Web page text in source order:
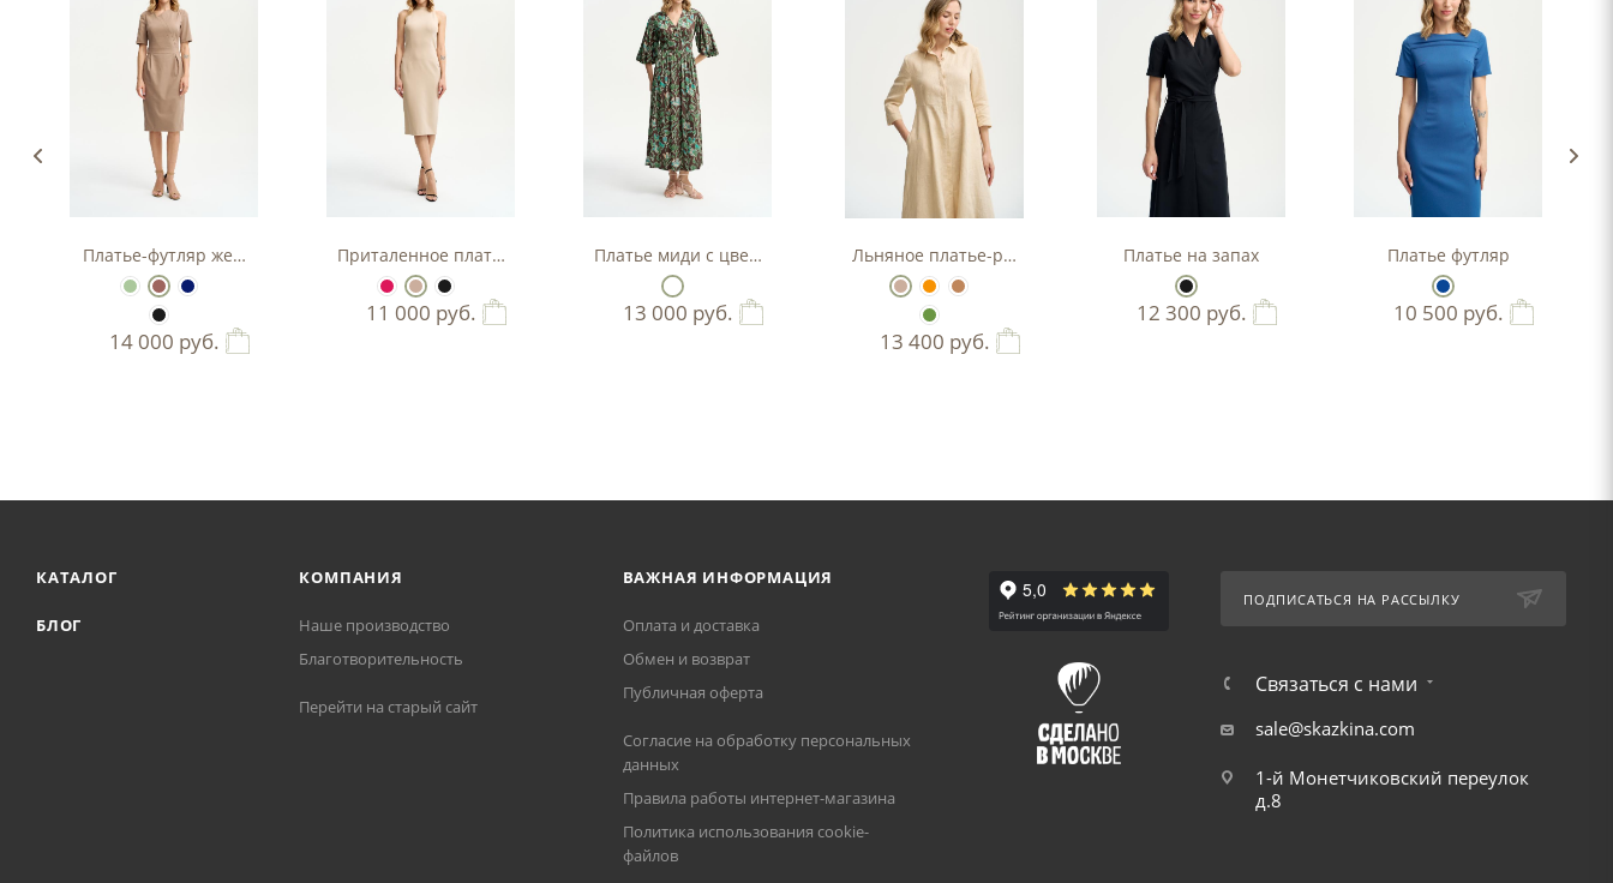
Платье-футляр женское
14 000 руб.
Приталенное платье-футляр
11 000 руб.
Платье миди с цветочным принтом
13 000 руб.
Льняное платье-рубашка А-силуэта
13 400 руб.
Платье на запах
12 300 руб.
Платье футляр
10 500 руб.
КАТАЛОГ
БЛОГ
КОМПАНИЯ
Наше производство
Благотворительность
Перейти на старый сайт
ВАЖНАЯ ИНФОРМАЦИЯ
Оплата и доставка
Обмен и возврат
Публичная оферта
Согласие на обработку персональных
данных
Правила работы интернет-магазина
Политика использования cookie-
файлов
ПОДПИСАТЬСЯ НА РАССЫЛКУ
Связаться с нами
sale@skazkina.com
1-й Монетчиковский переулок
д.8